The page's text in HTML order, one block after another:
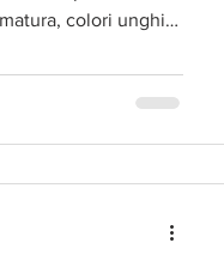
colori unghie
le mani rivelano